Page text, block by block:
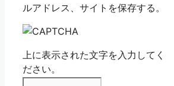
ルアドレス、サイトを保存する。
上に表示された文字を入力してく
ださい。